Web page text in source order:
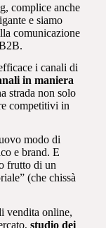
complice anche
e siamo
comunicazione
i canali di
in maniera
strada non solo
competitivi in
modo di
e brand. E
frutto di un
(che chissà
vendita online,
studio dei